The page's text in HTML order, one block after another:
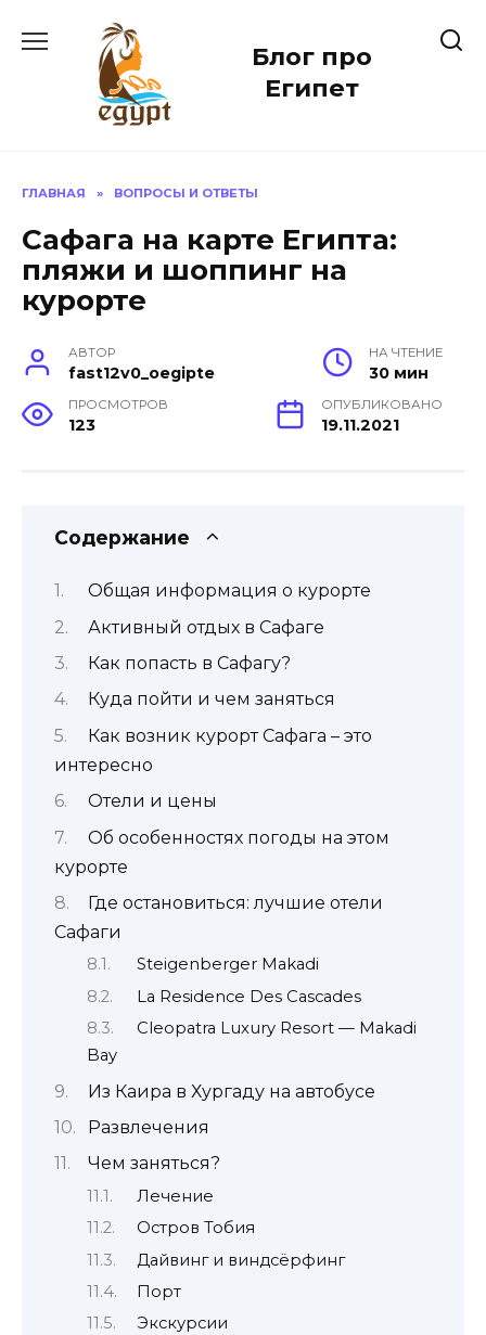
содержанию
Блог про
Египет
ГЛАВНАЯ » ВОПРОСЫ И ОТВЕТЫ
Сафага на карте Египта:
пляжи и шоппинг на
курорте
АВТОР
fast12v0_oegipte
НА ЧТЕНИЕ
30 мин
ПРОСМОТРОВ
123
ОПУБЛИКОВАНО
19.11.2021
Содержание
Общая информация о курорте
Активный отдых в Сафаге
Как попасть в Сафагу?
Куда пойти и чем заняться
Как возник курорт Сафага – это
интересно
Отели и цены
Об особенностях погоды на этом
курорте
Где остановиться: лучшие отели
Сафаги
Steigenberger Makadi
La Residence Des Cascades
Cleopatra Luxury Resort — Makadi
Bay
Из Каира в Хургаду на автобусе
Развлечения
Чем заняться?
Лечение
Остров Тобия
Дайвинг и виндсёрфинг
Порт
Экскурсии